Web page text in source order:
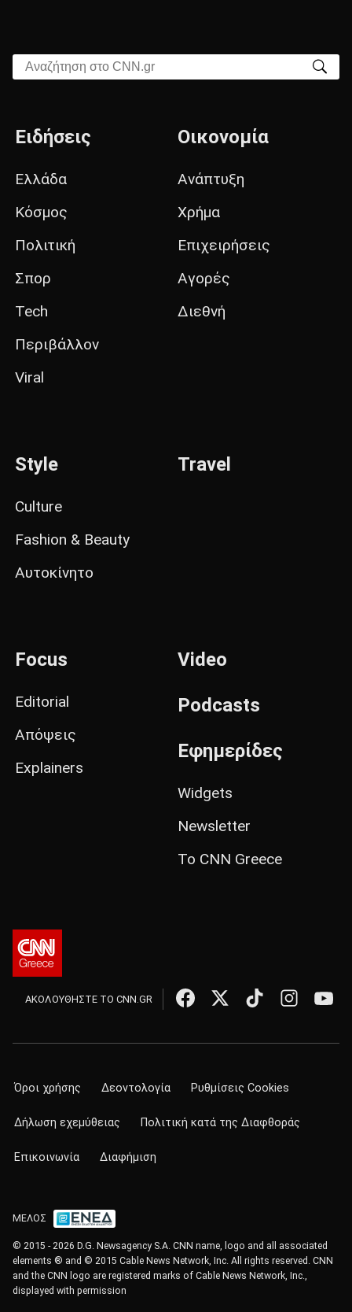
Αναζήτηση στο CNN.gr
Ειδήσεις
Ελλάδα
Κόσμος
Πολιτική
Σπορ
Tech
Περιβάλλον
Viral
Οικονομία
Ανάπτυξη
Χρήμα
Επιχειρήσεις
Αγορές
Διεθνή
Style
Culture
Fashion & Beauty
Αυτοκίνητο
Travel
Focus
Editorial
Απόψεις
Explainers
Video
Podcasts
Εφημερίδες
Widgets
Newsletter
Το CNN Greece
ΑΚΟΛΟΥΘΗΣΤΕ ΤΟ CNN.GR
Όροι χρήσης Δεοντολογία Ρυθμίσεις Cookies
Δήλωση εχεμύθειας Πολιτική κατά της Διαφθοράς
Επικοινωνία Διαφήμιση
ΜΕΛΟΣ
© 2015 - 2026 D.G. Newsagency S.A. CNN name, logo and all associated
elements ® and © 2015 Cable News Network, Inc. All rights reserved. CNN
and the CNN logo are registered marks of Cable News Network, Inc.,
displayed with permission